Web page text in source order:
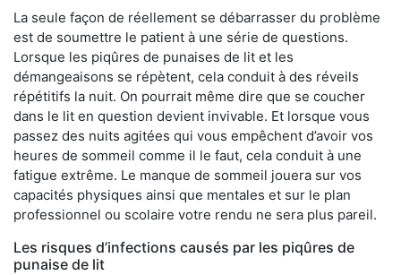
La seule façon de réellement se débarrasser du problème
est de soumettre le patient à une série de questions.
Lorsque les piqûres de punaises de lit et les
démangeaisons se répètent, cela conduit à des réveils
répétitifs la nuit. On pourrait même dire que se coucher
dans le lit en question devient invivable. Et lorsque vous
passez des nuits agitées qui vous empêchent d’avoir vos
heures de sommeil comme il le faut, cela conduit à une
fatigue extrême. Le manque de sommeil jouera sur vos
capacités physiques ainsi que mentales et sur le plan
professionnel ou scolaire votre rendu ne sera plus pareil.
Les risques d’infections causés par les piqûres de
punaise de lit